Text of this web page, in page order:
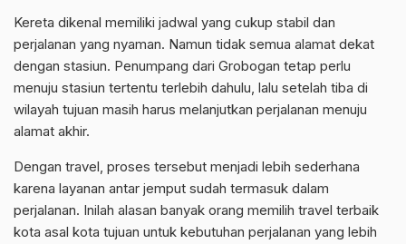
Kereta dikenal memiliki jadwal yang cukup stabil dan
perjalanan yang nyaman. Namun tidak semua alamat dekat
dengan stasiun. Penumpang dari Grobogan tetap perlu
menuju stasiun tertentu terlebih dahulu, lalu setelah tiba di
wilayah tujuan masih harus melanjutkan perjalanan menuju
alamat akhir.
Dengan travel, proses tersebut menjadi lebih sederhana
karena layanan antar jemput sudah termasuk dalam
perjalanan. Inilah alasan banyak orang memilih travel terbaik
kota asal kota tujuan untuk kebutuhan perjalanan yang lebih